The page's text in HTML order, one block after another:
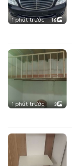
1 phút trước 16
1 phút trước 3